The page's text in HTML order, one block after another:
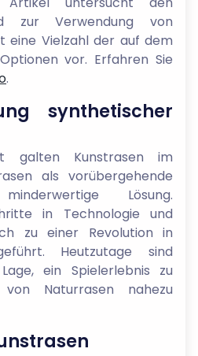
zur Verwendung von
eine Vielzahl der auf dem
vor. Erfahren Sie
.
synthetischer
galten Kunstrasen im
als vorübergehende
Lösung.
in Technologie und
zu einer Revolution in
Heutzutage sind
ein Spielerlebnis zu
Naturrasen nahezu